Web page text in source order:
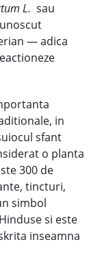
L. sau
— adica
in
sfant
o planta
300 de
tincturi,
simbol
si este
inseamna